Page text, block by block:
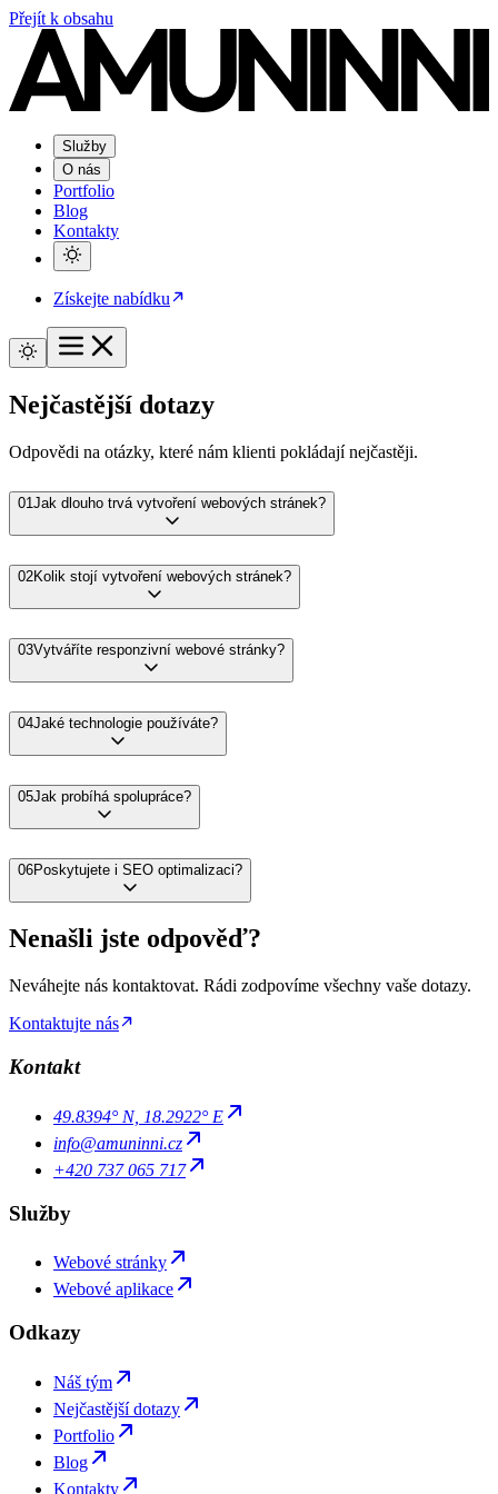
Přejít k obsahu
Služby
O nás
Portfolio
Blog
Kontakty
Získejte nabídku
Nejčastější dotazy
Odpovědi na otázky, které nám klienti pokládají nejčastěji.
01Jak dlouho trvá vytvoření webových stránek?
02Kolik stojí vytvoření webových stránek?
03Vytváříte responzivní webové stránky?
04Jaké technologie používáte?
05Jak probíhá spolupráce?
06Poskytujete i SEO optimalizaci?
Nenašli jste odpověď?
Neváhejte nás kontaktovat. Rádi zodpovíme všechny vaše dotazy.
Kontaktujte nás
Kontakt
49.8394° N, 18.2922° E
info@amuninni.cz
+420 737 065 717
Služby
Webové stránky
Webové aplikace
Odkazy
Náš tým
Nejčastější dotazy
Portfolio
Blog
Kontakty